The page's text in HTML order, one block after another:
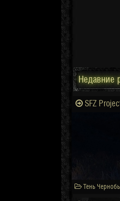
Недавние
SFZ
Тень